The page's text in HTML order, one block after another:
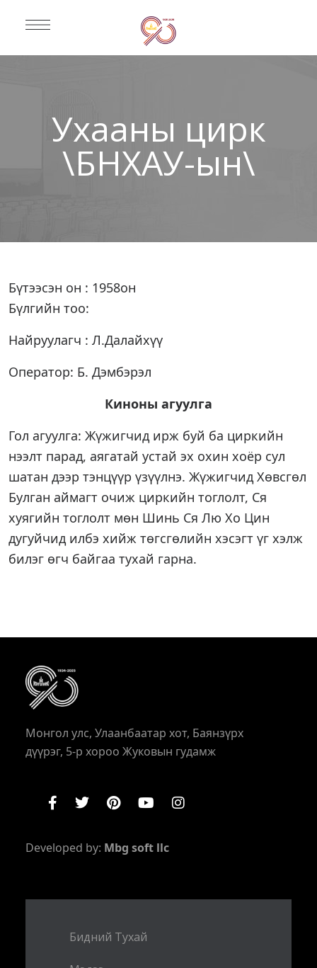
Ухааны цирк
\БНХАУ-ын\
Бүтээсэн он : 1958он
Бүлгийн тоо:
Найруулагч : Л.Далайхүү
Оператор: Б. Дэмбэрэл
Киноны агуулга
Гол агуулга: Жүжигчид ирж буй ба циркийн
нээлт парад, аягатай устай эх охин хоёр сул
шатан дээр тэнцүүр үзүүлнэ. Жүжигчид Хөвсгөл
Булган аймагт очиж циркийн тоглолт, Ся
хуягийн тоглолт мөн Шинь Ся Лю Хо Цин
дугуйчид илбэ хийж төгсгөлийн хэсэгт үг хэлж
билэг өгч байгаа тухай гарна.
Монгол улс, Улаанбаатар хот, Баянзүрх
дүүрэг, 5-р хороо Жуковын гудамж
Developed by: Mbg soft llc
Бидний Тухай